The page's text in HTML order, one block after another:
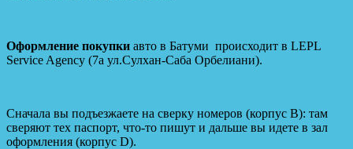
Оформление покупки авто в Батуми происходит в LEPL
Service Agency (7a ул.Сулхан-Саба Орбелиани).
Сначала вы подъезжаете на сверку номеров (корпус B): там
сверяют тех паспорт, что-то пишут и дальше вы идете в зал
оформления (корпус D).